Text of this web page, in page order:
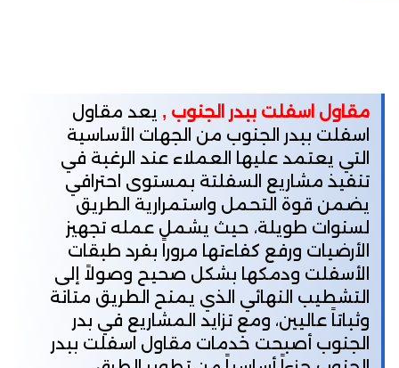
مقاول اسفلت ببدر الجنوب , يعد مقاول
اسفلت ببدر الجنوب من الجهات الأساسية
التي يعتمد عليها العملاء عند الرغبة في
تنفيذ مشاريع السفلتة بمستوى احترافي
يضمن قوة التحمل واستمرارية الطريق
لسنوات طويلة، حيث يشمل عمله تجهيز
الأرضيات ورفع كفاءتها مروراً بفرد طبقات
الأسفلت ودمكها بشكل صحيح وصولاً إلى
التشطيب النهائي الذي يمنح الطريق متانة
وثباتاً عاليين، ومع تزايد المشاريع في بدر
الجنوب أصبحت خدمات مقاول اسفلت ببدر